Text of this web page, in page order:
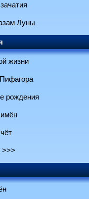
Луны
жизни
рождения
>>>